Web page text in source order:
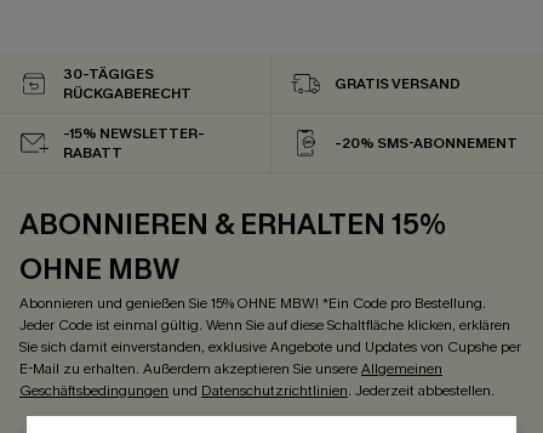
30-TÄGIGES
RÜCKGABERECHT
GRATIS VERSAND
-15% NEWSLETTER-
RABATT
-20% SMS-ABONNEMENT
ABONNIEREN & ERHALTEN 15%
OHNE MBW
Abonnieren und genießen Sie 15% OHNE MBW! *Ein Code pro Bestellung.
Jeder Code ist einmal gültig. Wenn Sie auf diese Schaltfläche klicken, erklären
Sie sich damit einverstanden, exklusive Angebote und Updates von Cupshe per
E-Mail zu erhalten. Außerdem akzeptieren Sie unsereAllgemeinen
Geschäftsbedingungen und Datenschutzrichtlinien. Jederzeit abbestellen.